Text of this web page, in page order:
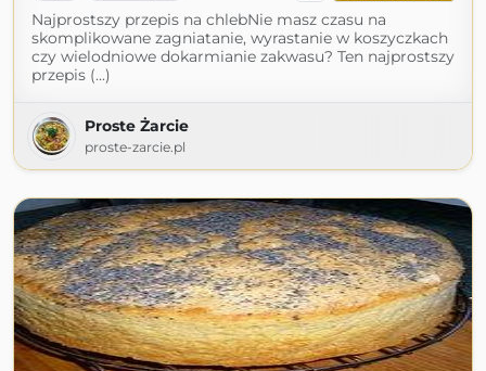
Najprostszy przepis na chlebNie masz czasu na
skomplikowane zagniatanie, wyrastanie w koszyczkach
czy wielodniowe dokarmianie zakwasu? Ten najprostszy
przepis (...)
Proste Żarcie
proste-zarcie.pl